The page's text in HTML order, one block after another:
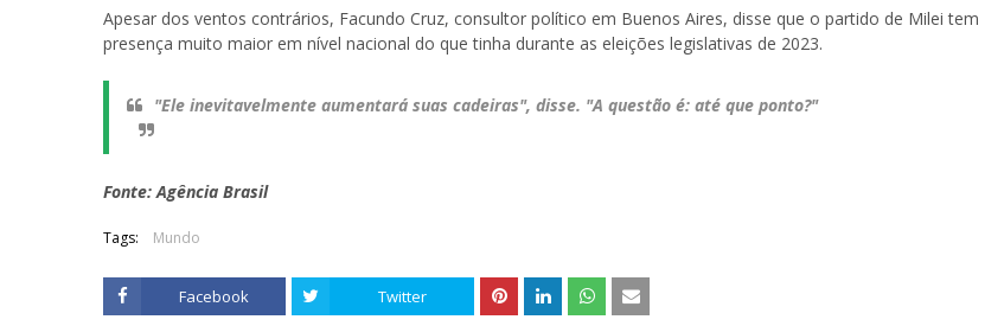
Apesar dos ventos contrários, Facundo Cruz, consultor político em Buenos Aires, disse que o partido de Milei tem
presença muito maior em nível nacional do que tinha durante as eleições legislativas de 2023.
"Ele inevitavelmente aumentará suas cadeiras", disse. "A questão é: até que ponto?"
Fonte: Agência Brasil
Tags: Mundo
Facebook Twitter